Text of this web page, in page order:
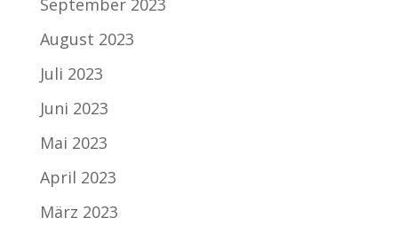
September 2023
August 2023
Juli 2023
Juni 2023
Mai 2023
April 2023
März 2023